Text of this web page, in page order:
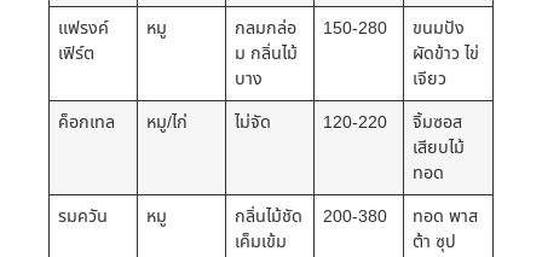
แฟรงค์
เฟิร์ต
หมู
กลมกล่อ
ม กลิ่นไม้
บาง
150-280
ขนมปัง
ผัดข้าว ไข่
เจียว
ค็อกเทล
หมู/ไก่ ไม่จัด 120-220
จิ้มซอส
เสียบไม้
ทอด
รมควัน
หมู
กลิ่นไม้ชัด
เค็มเข้ม
200-380
ทอด พาส
ต้า ซุป